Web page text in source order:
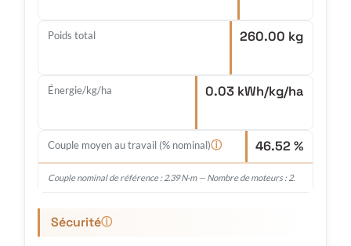
Poids total 260.00 kg
Énergie/kg/ha 0.03 kWh/kg/ha
Couple moyen au travail (% nominal)ⓘ 46.52 %
Couple nominal de référence : 2.39 N·m — Nombre de moteurs : 2.
Sécuritéⓘ